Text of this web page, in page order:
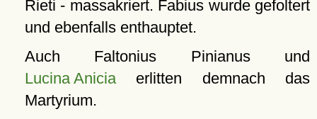
Rieti - massakriert. Fabius wurde gefoltert
und ebenfalls enthauptet.
Auch Faltonius Pinianus und
Lucina Aniciaerlitten demnach das
Martyrium.